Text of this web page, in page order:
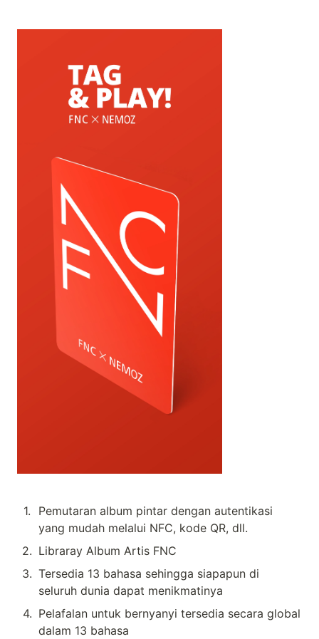
1.
Pemutaran album pintar dengan autentikasi
yang mudah melalui NFC, kode QR, dll.
2. Libraray Album Artis FNC
3. Tersedia 13 bahasa sehingga siapapun di
seluruh dunia dapat menikmatinya
4. Pelafalan untuk bernyanyi tersedia secara global
dalam 13 bahasa